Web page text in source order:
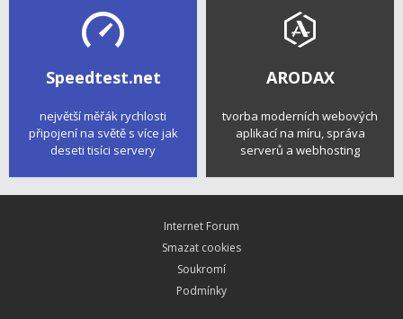
Speedtest.net
největší měřák rychlosti
připojení na světě s více jak
deseti tisíci servery
ARODAX
tvorba moderních webových
aplikací na míru, správa
serverů a webhosting
Internet Forum
Smazat cookies
Soukromí
Podmínky